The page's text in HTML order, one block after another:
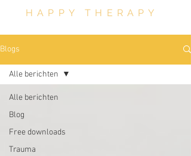
HAPPY THERAPY
Blogs
Alle berichten
Blog
Free downloads
Trauma
Alle berichten